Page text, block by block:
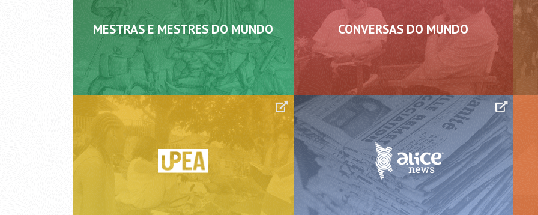
MESTRAS E MESTRES DO MUNDO CONVERSAS DO MUNDO